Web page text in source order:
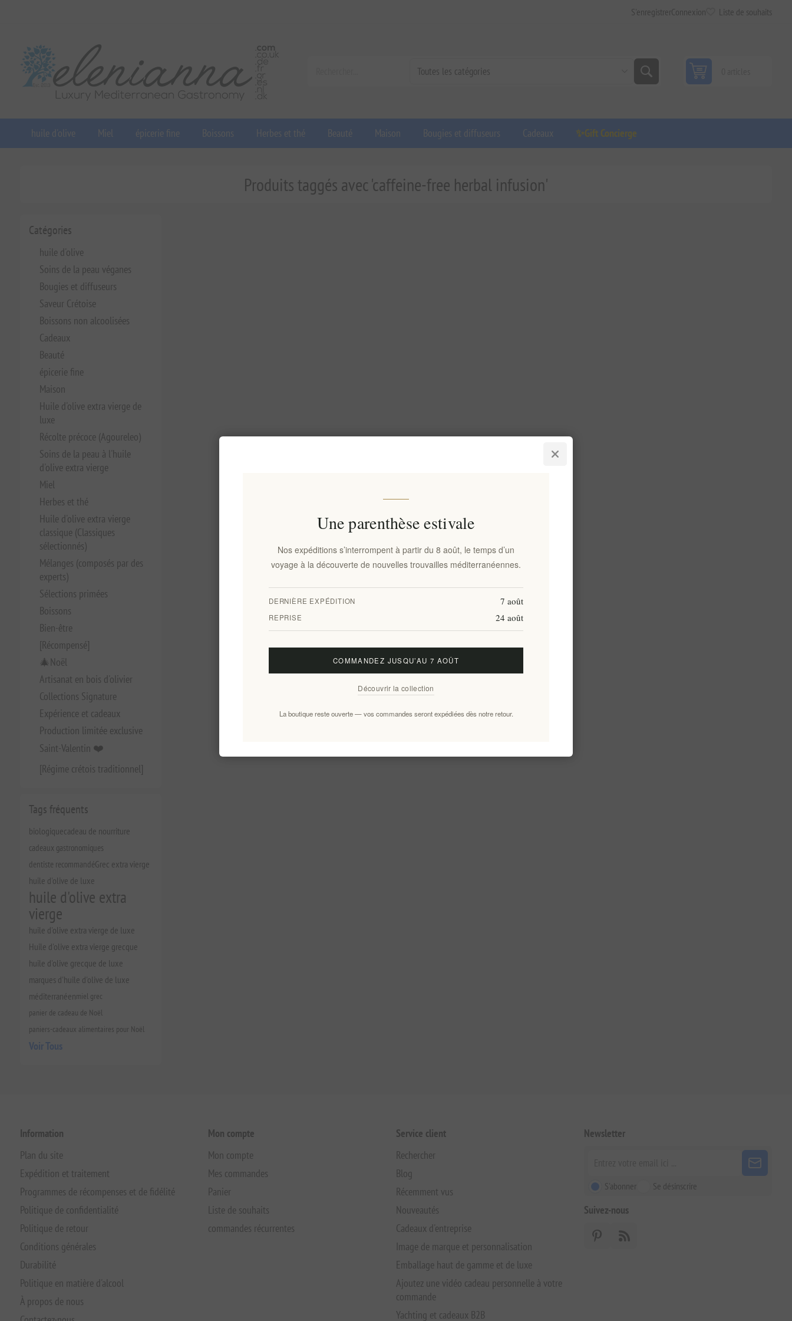
S'enregistrerConnexion Liste de souhaits
huile d'olive Miel épicerie fine Boissons Herbes et thé Beauté Maison Bougies et diffuseurs Cadeaux ✨Gift Concierge
Catégories
huile d'olive
Soins de la peau véganes
Bougies et diffuseurs
Saveur Crétoise
Boissons non alcoolisées
Cadeaux
Beauté
épicerie fine
Maison
Huile d'olive extra vierge de
luxe
Récolte précoce (Agoureleo)
Soins de la peau à l'huile
d'olive extra vierge
Miel
Herbes et thé
Huile d'olive extra vierge
classique (Classiques
sélectionnés)
Mélanges (composés par des
experts)
Sélections primées
Boissons
Bien-être
[Récompensé]
🎄Noël
Artisanat en bois d'olivier
Collections Signature
Expérience et cadeaux
Production limitée exclusive
Saint-Valentin ❤️
[Régime crétois traditionnel]
Tags fréquents
biologiquecadeau de nourriture
cadeaux gastronomiques
dentiste recommandéGrec extra vierge
huile d'olive de luxe
huile d'olive extra
vierge
huile d'olive extra vierge de luxe
Huile d'olive extra vierge grecque
huile d'olive grecque de luxe
marques d'huile d'olive de luxe
méditerranéenmiel grec
panier de cadeau de Noël
paniers-cadeaux alimentaires pour Noël
Voir Tous
Produits taggés avec 'caffeine-free herbal infusion'
Information
Plan du site
Expédition et traitement
Programmes de récompenses et de fidélité
Politique de confidentialité
Politique de retour
Conditions générales
Durabilité
Politique en matière d'alcool
À propos de nous
Mon compte
Mon compte
Mes commandes
Panier
Liste de souhaits
commandes récurrentes
Service client
Rechercher
Blog
Récemment vus
Nouveautés
Cadeaux d'entreprise
Image de marque et personnalisation
Emballage haut de gamme et de luxe
Ajoutez une vidéo cadeau personnelle à votre
commande
Yachting et cadeaux B2B
Newsletter
S'abonner Se désinscrire
Suivez-nous
Une parenthèse estivale
Nos expéditions s’interrompent à partir du 8 août, le temps d’un
voyage à la découverte de nouvelles trouvailles méditerranéennes.
DERNIÈRE EXPÉDITION 7 août
REPRISE 24 août
COMMANDEZ JUSQU’AU 7 AOÛT
Découvrir la collection
La boutique reste ouverte — vos commandes seront expédiées dès notre retour.